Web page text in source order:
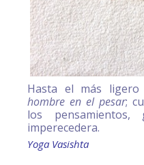
Hasta el más
hombre en el pesar;
los
imperecedera.
Yoga Vasishta